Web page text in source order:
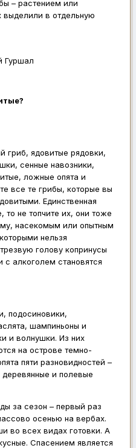
– растением или
в отдельную
Гуршал
гриб, ядовитые рядовки,
сенные навозники,
ложные опята и
все те грибы, которые вы
Единственная
то не топчите их, они тоже
насекомым или опытным
нельзя
голову копринусы
с алкоголем становятся
подосиновики,
шампиньоны и
и волнушки. Из них
на острове темно-
пяти разновидностей –
и полевые
за сезон – первый раз
осенью на вербах.
во всех видах готовки. А
Спасением является